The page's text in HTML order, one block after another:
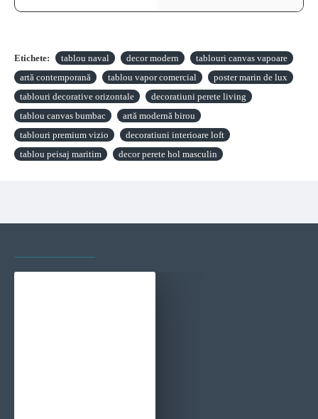
Etichete: tablou naval decor modern
tablouri canvas vapoare
artă contemporană
tablou vapor comercial
poster marin de lux
tablouri decorative orizontale
decoratiuni perete living
tablou canvas bumbac
artă modernă birou
tablouri premium vizio
decoratiuni interioare loft
tablou peisaj maritim
decor perete hol masculin